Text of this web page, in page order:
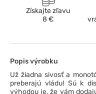
Získajte zľavu
8 €
Popis výrobku
Už žiadna sivosť a
preberajú vládu! Sú k
výhodou je, že vám